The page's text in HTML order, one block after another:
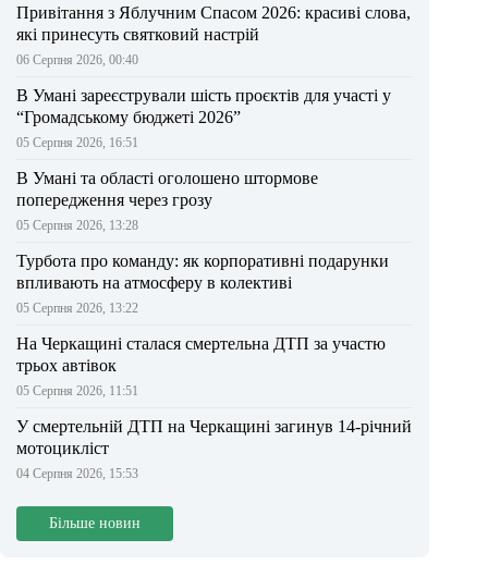
Привітання з Яблучним Спасом 2026: красиві слова,
які принесуть святковий настрій
06 Серпня 2026, 00:40
В Умані зареєстрували шість проєктів для участі у
“Громадському бюджеті 2026”
05 Серпня 2026, 16:51
В Умані та області оголошено штормове
попередження через грозу
05 Серпня 2026, 13:28
Турбота про команду: як корпоративні подарунки
впливають на атмосферу в колективі
05 Серпня 2026, 13:22
На Черкащині сталася смертельна ДТП за участю
трьох автівок
05 Серпня 2026, 11:51
У смертельній ДТП на Черкащині загинув 14-річний
мотоцикліст
04 Серпня 2026, 15:53
Більше новин